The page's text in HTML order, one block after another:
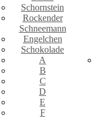
Schornstein
Rockender
Schneemann
Engelchen
Schokolade
A
B
C
D
E
F